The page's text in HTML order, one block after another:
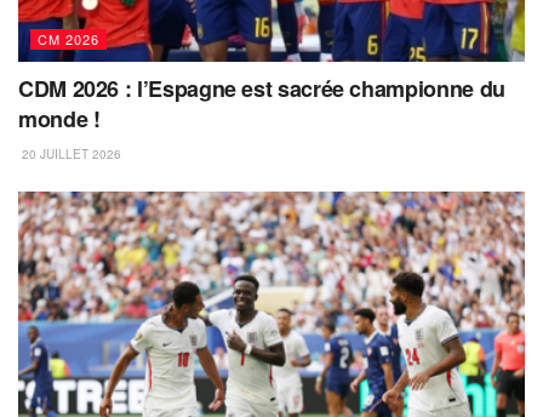
CM 2026
CDM 2026 : l’Espagne est sacrée championne du
monde !
20 JUILLET 2026